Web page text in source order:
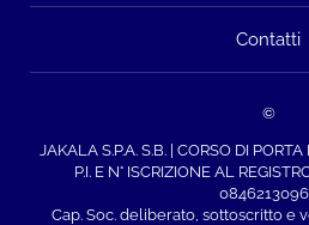
Contatti
©
JAKALA S.P.A. S.B. | CORSO DI
P.I. E N° ISCRIZIONE AL
Cap. Soc. deliberato, sottoscritto e